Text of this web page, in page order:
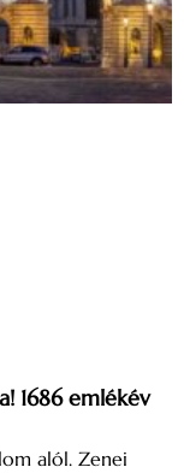
1686 emlékév
alól. Zenei